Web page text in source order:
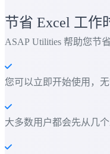
节省 Excel 工作
ASAP Utilities 帮助您节
您可以立即开始使用，无
大多数用户都会先从几